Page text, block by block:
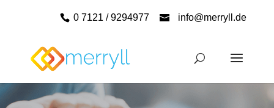
0 7121 / 9294977 info@merryll.de